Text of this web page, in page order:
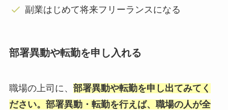
副業はじめて将来フリーランスになる
部署異動や転勤を申し入れる
職場の上司に、 部署異動や転勤を申し出てみてく
ださい。部署異動・転勤を行えば、職場の人が全